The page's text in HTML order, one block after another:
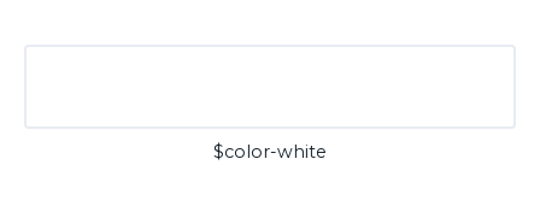
$color-white